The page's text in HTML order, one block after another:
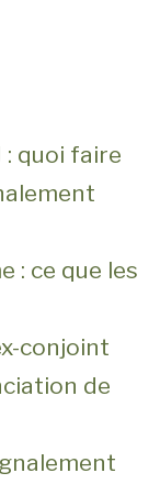
: quoi faire
: ce que les
conjoint
de